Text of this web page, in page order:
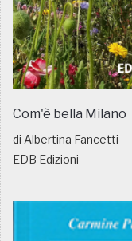
Com'è bella Milano
di Albertina Fancetti
EDB Edizioni